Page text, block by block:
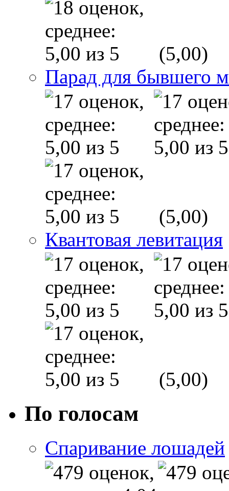
(5,00)
Парад для бывшего
(5,00)
Квантовая левитация
(5,00)
По голосам
Спаривание лошадей